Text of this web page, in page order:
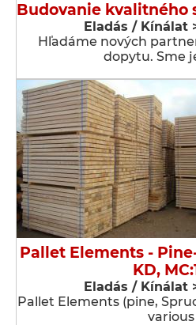
Budovanie kvalitného
Eladás / Kínálat
Hľadáme nových
dopytu. Sme
Pallet Elements -
KD,
Eladás / Kínálat
Pallet Elements (pine,